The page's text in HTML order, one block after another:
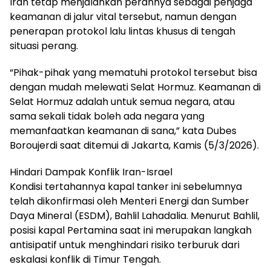
keamanan di jalur vital tersebut, namun dengan
penerapan protokol lalu lintas khusus di tengah
situasi perang.
“Pihak-pihak yang mematuhi protokol tersebut bisa
dengan mudah melewati Selat Hormuz. Keamanan di
Selat Hormuz adalah untuk semua negara, atau
sama sekali tidak boleh ada negara yang
memanfaatkan keamanan di sana,” kata Dubes
Boroujerdi saat ditemui di Jakarta, Kamis (5/3/2026).
Hindari Dampak Konflik Iran-Israel
Kondisi tertahannya kapal tanker ini sebelumnya
telah dikonfirmasi oleh Menteri Energi dan Sumber
Daya Mineral (ESDM), Bahlil Lahadalia. Menurut Bahlil,
posisi kapal Pertamina saat ini merupakan langkah
antisipatif untuk menghindari risiko terburuk dari
eskalasi konflik di Timur Tengah.